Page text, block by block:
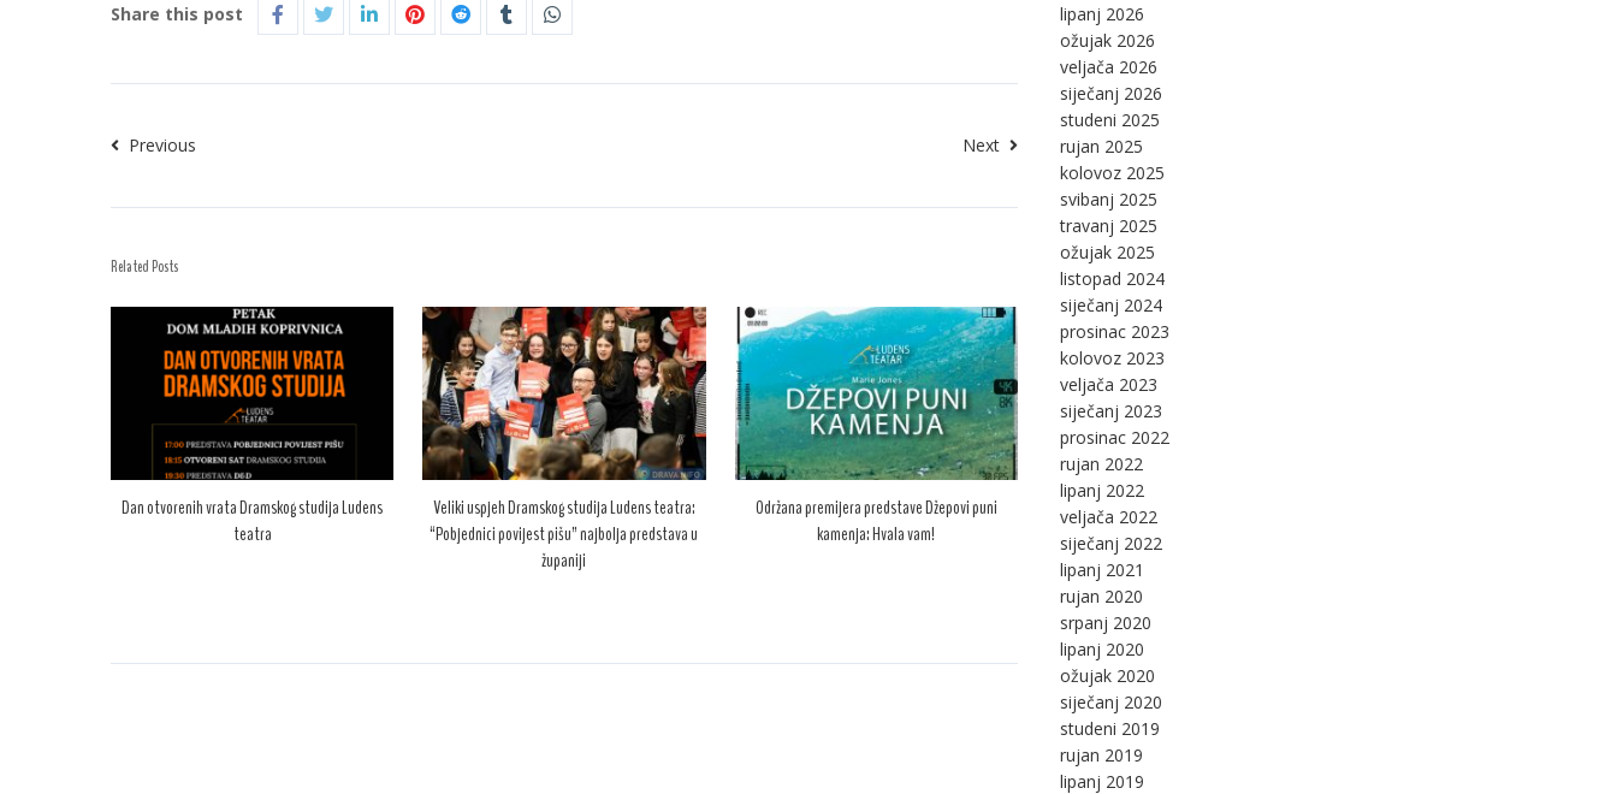
Share this post
Previous Next
Related Posts
Dan otvorenih vrata Dramskog studija Ludens
teatra
Veliki uspjeh Dramskog studija Ludens teatra:
“Pobjednici povijest pišu” najbolja predstava u
županiji
Održana premijera predstave Džepovi puni
kamenja: Hvala vam!
lipanj 2026
ožujak 2026
veljača 2026
siječanj 2026
studeni 2025
rujan 2025
kolovoz 2025
svibanj 2025
travanj 2025
ožujak 2025
listopad 2024
siječanj 2024
prosinac 2023
kolovoz 2023
veljača 2023
siječanj 2023
prosinac 2022
rujan 2022
lipanj 2022
veljača 2022
siječanj 2022
lipanj 2021
rujan 2020
srpanj 2020
lipanj 2020
ožujak 2020
siječanj 2020
studeni 2019
rujan 2019
lipanj 2019